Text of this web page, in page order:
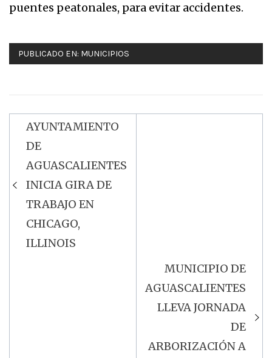
puentes peatonales, para evitar accidentes.
PUBLICADO EN: MUNICIPIOS
Navegación
de
entradas
AYUNTAMIENTO
DE
AGUASCALIENTES
INICIA GIRA DE
TRABAJO EN
CHICAGO,
ILLINOIS
MUNICIPIO DE
AGUASCALIENTES
LLEVA JORNADA
DE
ARBORIZACIÓN A